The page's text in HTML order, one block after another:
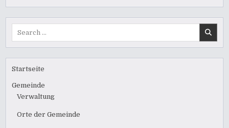
Startseite
Gemeinde
Verwaltung
Orte der Gemeinde